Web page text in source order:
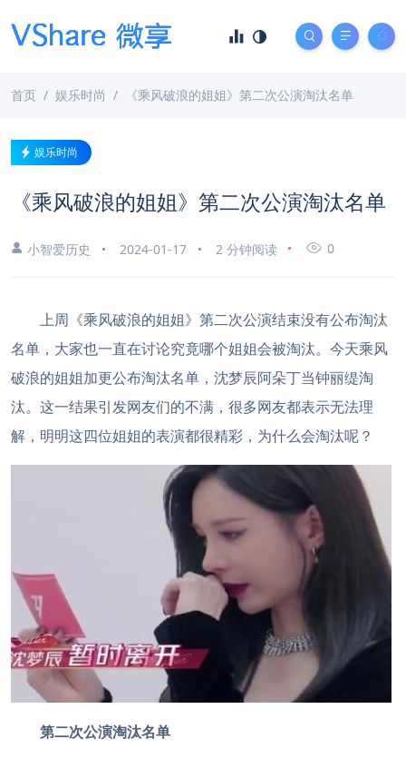
首页 娱乐时尚 《乘风破浪的姐姐》第二次公演淘汰名单
娱乐时尚
《乘风破浪的姐姐》第二次公演淘汰名单
小智爱历史 2024-01-17 2 分钟阅读 0
上周《乘风破浪的姐姐》第二次公演结束没有公布淘汰
名单，大家也一直在讨论究竟哪个姐姐会被淘汰。今天乘风
破浪的姐姐加更公布淘汰名单，沈梦辰阿朵丁当钟丽缇淘
汰。这一结果引发网友们的不满，很多网友都表示无法理
解，明明这四位姐姐的表演都很精彩，为什么会淘汰呢？
第二次公演淘汰名单